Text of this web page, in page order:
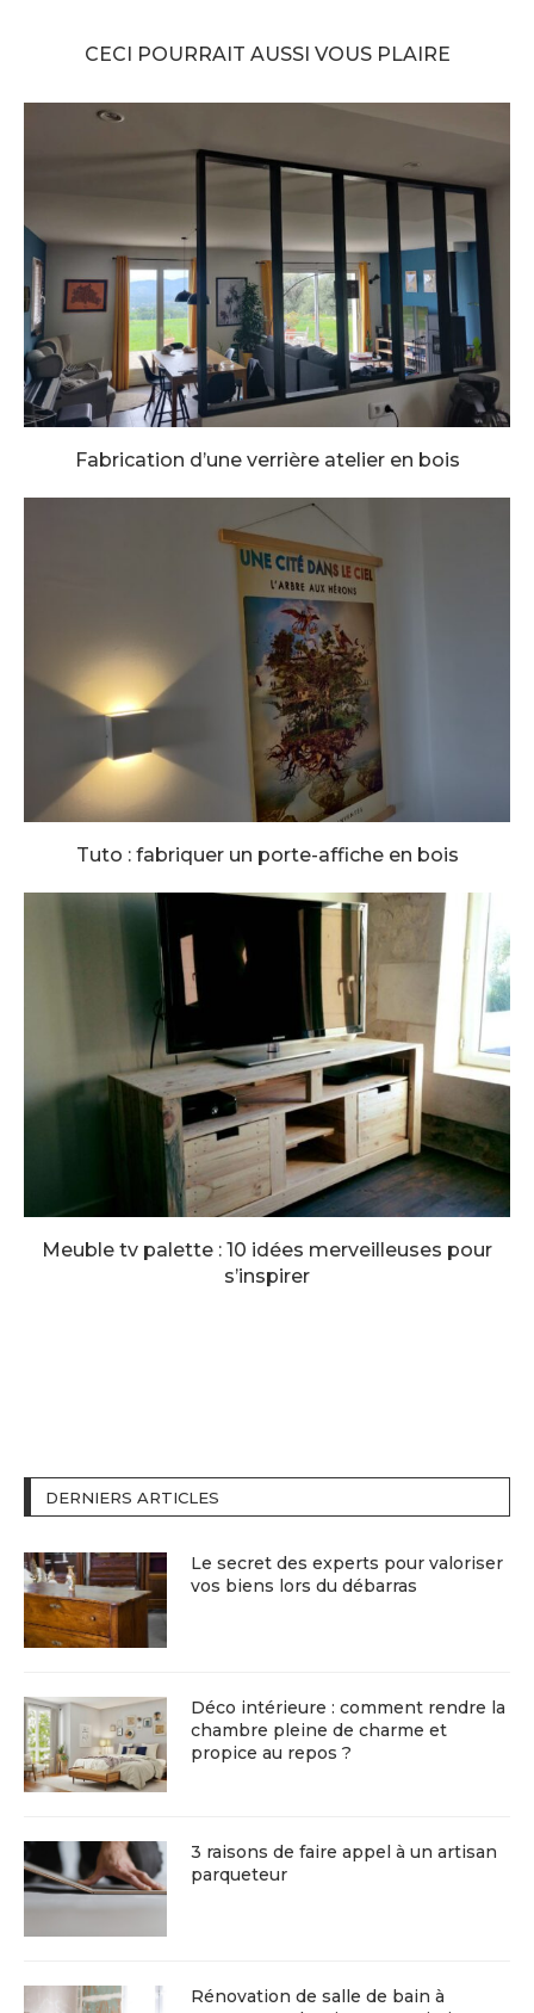
CECI POURRAIT AUSSI VOUS PLAIRE
Fabrication d’une verrière atelier en bois
Tuto : fabriquer un porte-affiche en bois
Meuble tv palette : 10 idées merveilleuses pour
s’inspirer
DERNIERS ARTICLES
Le secret des experts pour valoriser
vos biens lors du débarras
Déco intérieure : comment rendre la
chambre pleine de charme et
propice au repos ?
3 raisons de faire appel à un artisan
parqueteur
Rénovation de salle de bain à